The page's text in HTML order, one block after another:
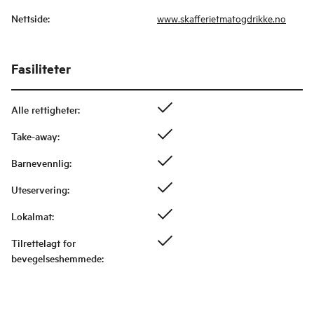
Nettside: www.skafferietmatogdrikke.no
Fasiliteter
Alle rettigheter:
Take-away:
Barnevennlig:
Uteservering:
Lokalmat:
Tilrettelagt for
bevegelseshemmede: